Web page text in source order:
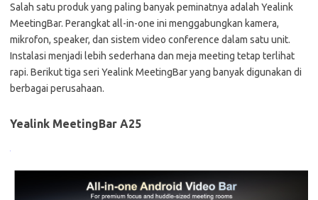
Salah satu produk yang paling banyak peminatnya adalah Yealink
MeetingBar. Perangkat all-in-one ini menggabungkan kamera,
mikrofon, speaker, dan sistem video conference dalam satu unit.
Instalasi menjadi lebih sederhana dan meja meeting tetap terlihat
rapi. Berikut tiga seri Yealink MeetingBar yang banyak digunakan di
berbagai perusahaan.
Yealink MeetingBar A25